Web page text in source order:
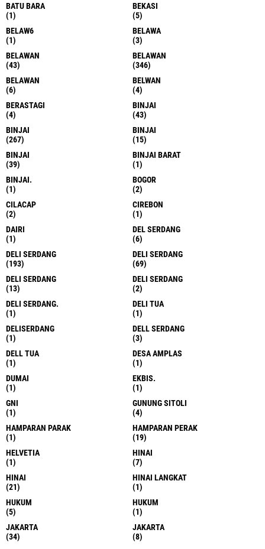
BATU BARA
(1)
BEKASI
(5)
BELAW6
(1)
BELAWA
(3)
BELAWAN
(43)
BELAWAN
(346)
BELAWAN
(6)
BELWAN
(4)
BERASTAGI
(4)
BINJAI
(43)
BINJAI
(267)
BINJAI
(15)
BINJAI
(39)
BINJAI BARAT
(1)
BINJAI.
(1)
BOGOR
(2)
CILACAP
(2)
CIREBON
(1)
DAIRI
(1)
DEL SERDANG
(6)
DELI SERDANG
(193)
DELI SERDANG
(69)
DELI SERDANG
(13)
DELI SERDANG
(2)
DELI SERDANG.
(1)
DELI TUA
(1)
DELISERDANG
(1)
DELL SERDANG
(3)
DELL TUA
(1)
DESA AMPLAS
(1)
DUMAI
(1)
EKBIS.
(1)
GNI
(1)
GUNUNG SITOLI
(4)
HAMPARAN PARAK
(1)
HAMPARAN PERAK
(19)
HELVETIA
(1)
HINAI
(7)
HINAI
(21)
HINAI LANGKAT
(1)
HUKUM
(5)
HUKUM
(1)
JAKARTA
(34)
JAKARTA
(8)